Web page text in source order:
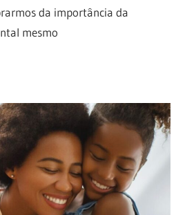
da importância da
mesmo